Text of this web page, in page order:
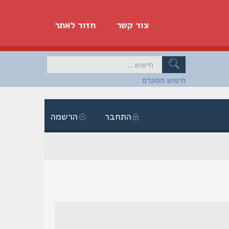
חזור לאתר צור קשר
חיפוש מתקדם
הרשמה התחבר